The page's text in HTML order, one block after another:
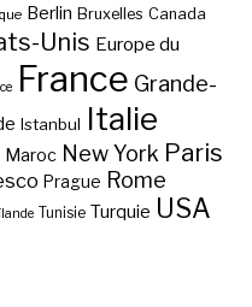
Berlin Bruxelles Canada
Unis Europe du
France Grande-
Istanbul Italie
Maroc New York Paris
Prague Rome
Tunisie Turquie USA